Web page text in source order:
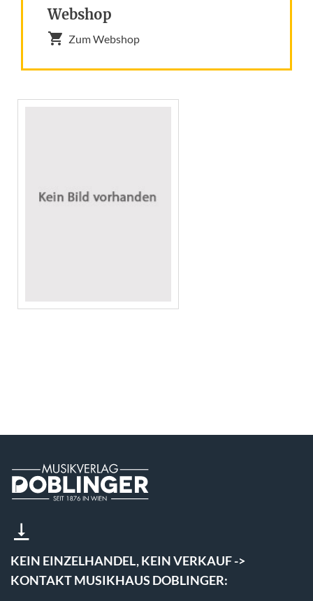
Webshop
Zum Webshop
KEIN EINZELHANDEL, KEIN VERKAUF ->
KONTAKT MUSIKHAUS DOBLINGER: